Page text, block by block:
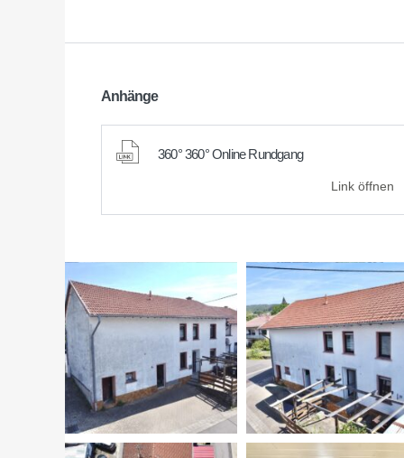
Anhänge
360° 360° Online Rundgang
Link öffnen